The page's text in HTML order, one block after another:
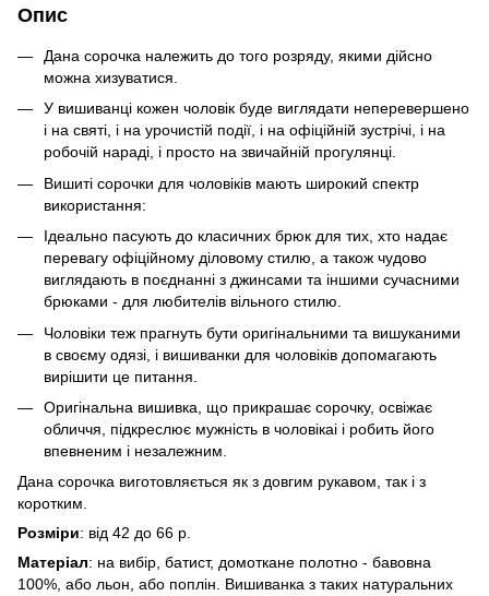
Опис
Дана сорочка належить до того розряду, якими дійсно
можна хизуватися.
У вишиванці кожен чоловік буде виглядати неперевершено
і на святі, і на урочистій події, і на офіційній зустрічі, і на
робочій нараді, і просто на звичайній прогулянці.
Вишиті сорочки для чоловіків мають широкий спектр
використання:
Ідеально пасують до класичних брюк для тих, хто надає
перевагу офіційному діловому стилю, а також чудово
виглядають в поєднанні з джинсами та іншими сучасними
брюками - для любителів вільного стилю.
Чоловіки теж прагнуть бути оригінальними та вишуканими
в своєму одязі, і вишиванки для чоловіків допомагають
вирішити це питання.
Оригінальна вишивка, що прикрашає сорочку, освіжає
обличчя, підкреслює мужність в чоловікаі і робить його
впевненим і незалежним.
Дана сорочка виготовляється як з довгим рукавом, так і з
коротким.
Розміри: від 42 до 66 р.
Матеріал: на вибір, батист, домоткане полотно - бавовна
100%, або льон, або поплін. Вишиванка з таких натуральних